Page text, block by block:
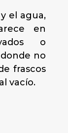
el agua,
en
o
no
frascos
vacío.